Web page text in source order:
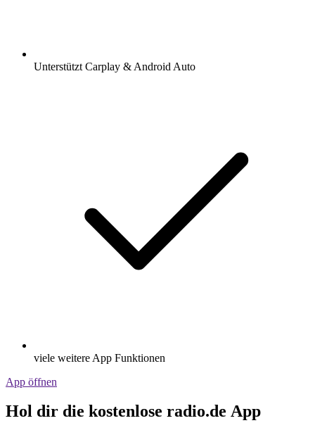
Unterstützt Carplay & Android Auto
viele weitere App Funktionen
App öffnen
Hol dir die kostenlose radio.de App